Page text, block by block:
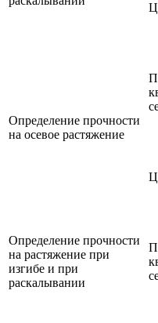
Определение прочности
на осевое растяжение
Определение прочности
на растяжение при
изгибе и при
раскалывании